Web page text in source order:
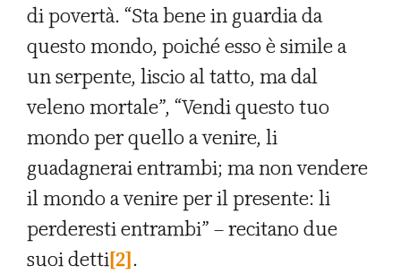
di povertà. “Sta bene in guardia da
questo mondo, poiché esso è simile a
un serpente, liscio al tatto, ma dal
veleno mortale”, “Vendi questo tuo
mondo per quello a venire, li
guadagnerai entrambi; ma non vendere
il mondo a venire per il presente: li
perderesti entrambi” – recitano due
suoi detti[2].